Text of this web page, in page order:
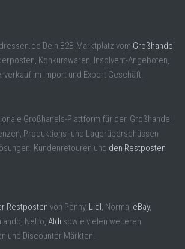
Dein B2B-Marktplatz vom Großhandel
Konkurswaren, Insolvent-Angeboten,
im Import und Export Geschäft.
Großhanels-Plattform für den Großhandel
Produktions- und Lagerüberschüssen
Kundenretouren und den Restposten
Restposten von Penny, Lidl , Norma, eBay,
Netto, Aldi sowie vielen weiteren
und Discounter Märkten.